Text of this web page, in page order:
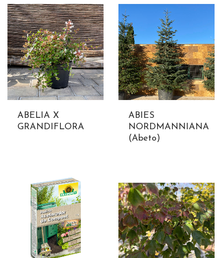
ABELIA X
GRANDIFLORA
ABIES
NORDMANNIANA
(Abeto)